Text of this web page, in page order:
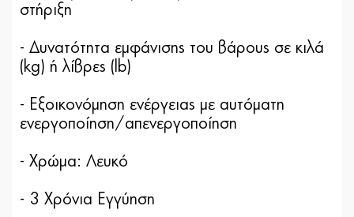
στήριξη
- Δυνατότητα εμφάνισης του βάρους σε κιλά
(kg) ή λίβρες (lb)
- Εξοικονόμηση ενέργειας με αυτόματη
ενεργοποίηση/απενεργοποίηση
- Χρώμα: Λευκό
- 3 Χρόνια Εγγύηση